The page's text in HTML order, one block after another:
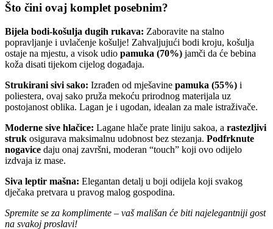
Što čini ovaj komplet posebnim?
Bijela bodi-košulja dugih rukava: Zaboravite na stalno
popravljanje i uvlačenje košulje! Zahvaljujući bodi kroju, košulja
ostaje na mjestu, a visok udio pamuka (70%) jamči da će bebina
koža disati tijekom cijelog događaja.
Strukirani sivi sako: Izrađen od mješavine pamuka (55%) i
poliestera, ovaj sako pruža mekoću prirodnog materijala uz
postojanost oblika. Lagan je i ugodan, idealan za male istraživače.
Moderne sive hlačice: Lagane hlače prate liniju sakoa, a rastezljivi
struk osigurava maksimalnu udobnost bez stezanja. Podfrknute
nogavice daju onaj završni, moderan “touch” koji ovo odijelo
izdvaja iz mase.
Siva leptir mašna: Elegantan detalj u boji odijela koji svakog
dječaka pretvara u pravog malog gospodina.
Spremite se za komplimente – vaš mališan će biti najelegantniji gost
na svakoj proslavi!